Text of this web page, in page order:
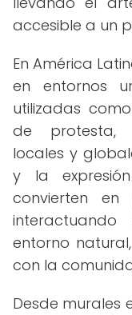
accesible a un
En América
en entornos
utilizadas
de protesta,
locales y
y la
convierten
entorno
con la
Desde murales